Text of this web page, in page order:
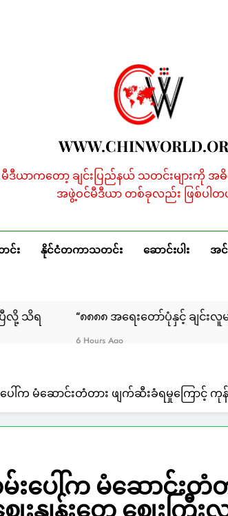
မီဒီယာကတော့ ချင်းပြည်နယ် သတင်းများကို အ
အဖွဲ့ဝင်မီဒီယာ တစ်ခုလည်း ဖြစ်ပါတ
င်း နိုင်ငံတကာသတင်း ဆောင်းပါး အင်
၈၈ အရေးတော်ပုံနှင့် ချင်းလူမျိုးများလှုပ်ရှားမှု”
ေါ်က မံဆောင်းတံတား ဖျက်ဆီးခံရမှုကြောင့် ကု
းပေါ်က မံဆောင်းတံ
းနှုန်းတွေ ဈေးကြီး